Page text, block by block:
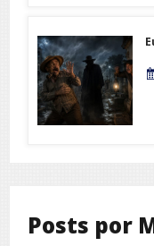
Posts por